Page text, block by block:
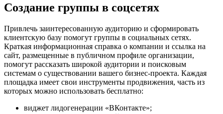
Создание группы в соцсетях
Привлечь заинтересованную аудиторию и сформировать
клиентскую базу помогут группы в социальных сетях.
Краткая информационная справка о компании и ссылка на
сайт, размещенные в публичном профиле организации,
помогут рассказать широкой аудитории и поисковым
системам о существовании вашего бизнес-проекта. Каждая
площадка имеет свои инструменты продвижения, часть из
которых можно использовать бесплатно:
виджет лидогенерации «ВКонтакте»;